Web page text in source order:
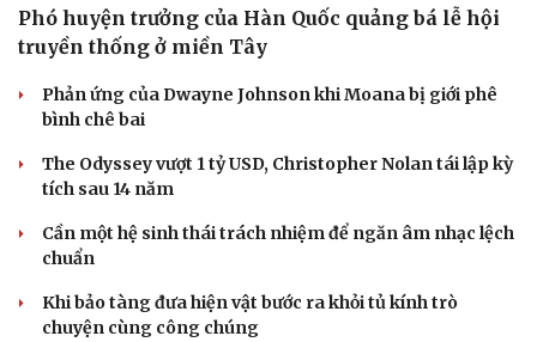
Kho đạn dược và tên lửa chủ lực của Mỹ
Tham vọng robot hóa quân đội, Ukraine đau đầu với
“ma trận” 550 biến thể
Đức tăng tốc chương trình UAV chiến đấu thông qua hợp
tác với Rolls-Royce
Tên lửa đạn đạo Nga khoét sâu lỗ hổng phòng không
Ukraine